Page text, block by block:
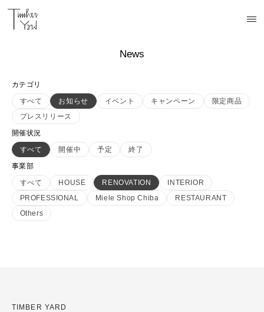
News
カテゴリ
すべて
お知らせ イベント キャンペーン
限定商品
プレスリリース
開催状況
すべて
開催中 予定
終了
事業部
すべて
HOUSE RENOVATION
INTERIOR
PROFESSIONAL
Miele Shop Chiba
RESTAURANT
Others
TIMBER YARD